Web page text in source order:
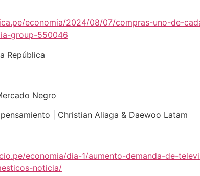
economia/2024/08/07/compras-uno-de-
group-550046
República
Negro
| Christian Aliaga & Daewoo Latam
economia/dia-1/aumento-demanda-de-
noticia/